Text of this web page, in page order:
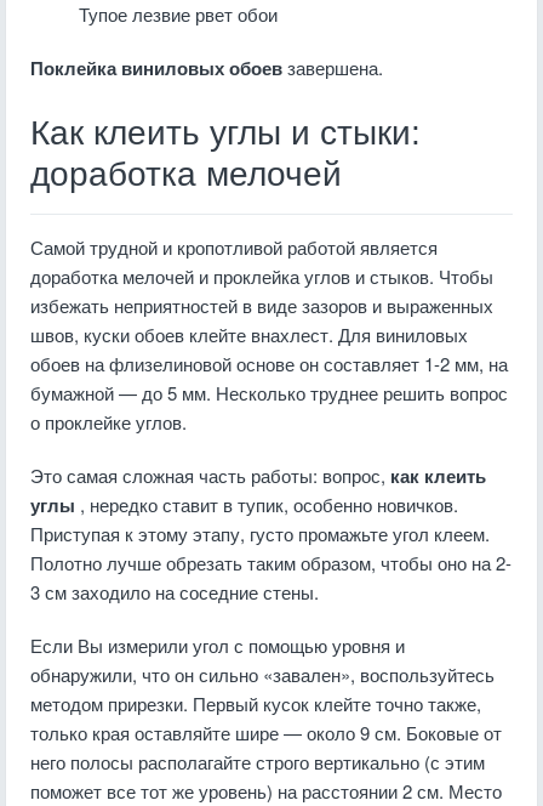
Тупое лезвие рвет обои
Поклейка виниловых обоевзавершена.
Как клеить углы и стыки:
доработка мелочей
Самой трудной и кропотливой работой является
доработка мелочей и проклейка углов и стыков. Чтобы
избежать неприятностей в виде зазоров и выраженных
швов, куски обоев клейте внахлест. Для виниловых
обоев на флизелиновой основе он составляет 1-2 мм, на
бумажной — до 5 мм. Несколько труднее решить вопрос
о проклейке углов.
Это самая сложная часть работы: вопрос, как клеить
углы , нередко ставит в тупик, особенно новичков.
Приступая к этому этапу, густо промажьте угол клеем.
Полотно лучше обрезать таким образом, чтобы оно на 2-
3 см заходило на соседние стены.
Если Вы измерили угол с помощью уровня и
обнаружили, что он сильно «завален», воспользуйтесь
методом прирезки. Первый кусок клейте точно также,
только края оставляйте шире — около 9 см. Боковые от
него полосы располагайте строго вертикально (с этим
поможет все тот же уровень) на расстоянии 2 см. Место